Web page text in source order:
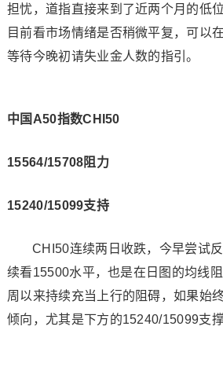
担忧，道指直接来到了近两个月的低
目前看市场情绪是否稍微平复，可以
等待今晚初请失业金人数的指引。
中国A50指数CHI50
15564/15708阻力
15240/15099支持
CHI50连续两日收跌，今早尝试
续看15500水平，也是在日图的均线
周以来持续充当上行的阻碍，如果始
倾向，尤其是下方的15240/15099支撑